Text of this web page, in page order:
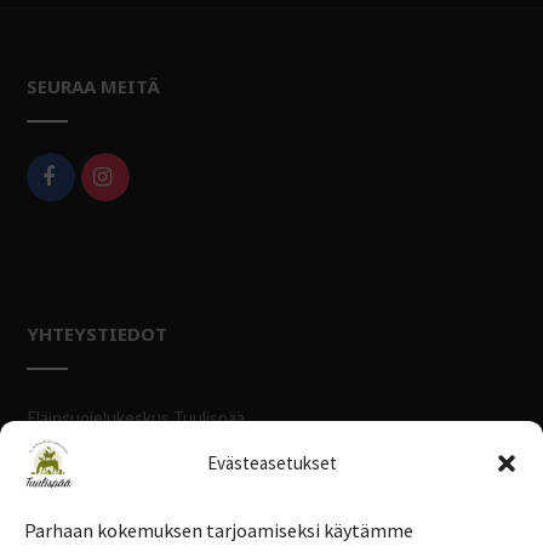
Evästeasetukset
Parhaan kokemuksen tarjoamiseksi käytämme
SEURAA MEITÄ
YHTEYSTIEDOT
Eläinsuojelukeskus Tuulispää
Savikonkulmantie 69
31400 SOMERO